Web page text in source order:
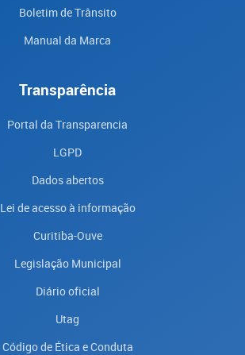
Boletim de Trânsito
Manual da Marca
Transparência
Portal da Transparencia
LGPD
Dados abertos
Lei de acesso à informação
Curitiba-Ouve
Legislação Municipal
Diário oficial
Utag
Código de Ética e Conduta